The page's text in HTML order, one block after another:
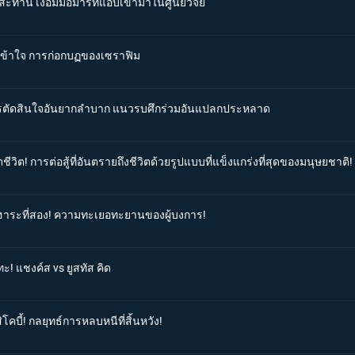
าใจ การก่อกบฏของเซราฟิม
ตัดสินใจอันยากลำบาก แนวรบศึกร่วมอันแปลกประหลาด
ชีวิต! การต่อสู้ที่อันตรายถึงชีวิตด้วยรูปแบบที่แข็งแกร่งที่สุดของมนุษยชาติ!
ระที่สอง! ความทะเยอทะยานของผู้บงการ!
ะ! แชงค์ส vs ยูสทัส คิด
โคบี้! กลยุทธ์การหลบหนีที่สิ้นหวัง!